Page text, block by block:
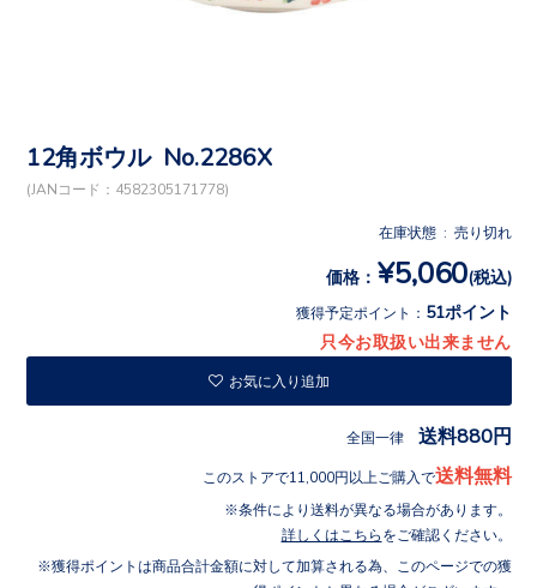
12角ボウル No.2286X
(JANコード：4582305171778)
在庫状態 : 売り切れ
価格： ¥5,060(税込)
獲得予定ポイント： 51ポイント
只今お取扱い出来ません
お気に入り追加
全国一律 送料880円
このストアで11,000円以上ご購入で送料無料
条件により送料が異なる場合があります。
詳しくはこちら をご確認ください。
獲得ポイントは商品合計金額に対して加算される為、このページでの獲